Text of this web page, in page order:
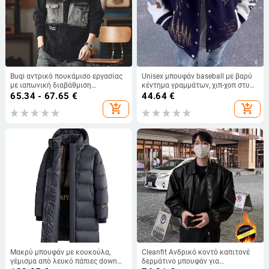
Buqi αντρικό πουκάμισο εργασίας
με ιαπωνική διαβάθμιση
χρωμάτων, άνετη γραμμή, μεγάλο
65.34 - 67.65 €
add_shopping_cart
Unisex μπουφάν baseball με βαρύ
κέντημα γραμμάτων, χιπ-χοπ στυλ,
φαρδιά γραμμή, κατάλληλο για
άνοιξη και φθινόπωρο, εξωτερικό
ρούχο.
44.64€
add_shopping_cart
Μακρύ μπουφάν με κουκούλα,
γέμισμα από λευκό πάπιες down
Cleanfit Ανδρικό κοντό καπιτονέ
δερμάτινο μπουφάν για